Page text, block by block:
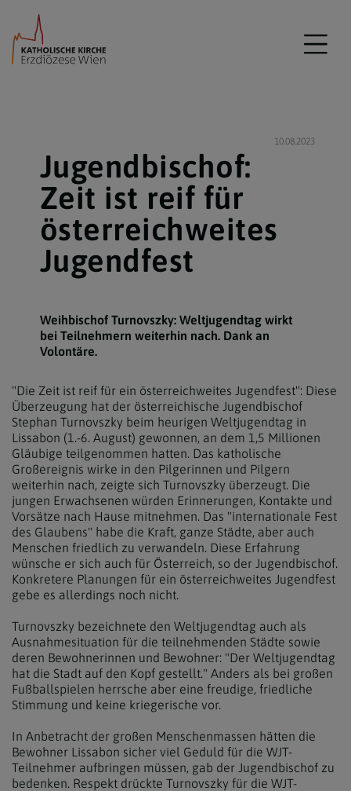
10.08.2023
Jugendbischof:
Zeit ist reif für
österreichweites
Jugendfest
Weihbischof Turnovszky: Weltjugendtag wirkt
bei Teilnehmern weiterhin nach. Dank an
Volontäre.
"Die Zeit ist reif für ein österreichweites Jugendfest": Diese
Überzeugung hat der österreichische Jugendbischof
Stephan Turnovszky beim heurigen Weltjugendtag in
Lissabon (1.-6. August) gewonnen, an dem 1,5 Millionen
Gläubige teilgenommen hatten. Das katholische
Großereignis wirke in den Pilgerinnen und Pilgern
weiterhin nach, zeigte sich Turnovszky überzeugt. Die
jungen Erwachsenen würden Erinnerungen, Kontakte und
Vorsätze nach Hause mitnehmen. Das "internationale Fest
des Glaubens" habe die Kraft, ganze Städte, aber auch
Menschen friedlich zu verwandeln. Diese Erfahrung
wünsche er sich auch für Österreich, so der Jugendbischof.
Konkretere Planungen für ein österreichweites Jugendfest
gebe es allerdings noch nicht.
Turnovszky bezeichnete den Weltjugendtag auch als
Ausnahmesituation für die teilnehmenden Städte sowie
deren Bewohnerinnen und Bewohner: "Der Weltjugendtag
hat die Stadt auf den Kopf gestellt." Anders als bei großen
Fußballspielen herrsche aber eine freudige, friedliche
Stimmung und keine kriegerische vor.
In Anbetracht der großen Menschenmassen hätten die
Bewohner Lissabon sicher viel Geduld für die WJT-
Teilnehmer aufbringen müssen, gab der Jugendbischof zu
bedenken. Respekt drückte Turnovszky für die WJT-